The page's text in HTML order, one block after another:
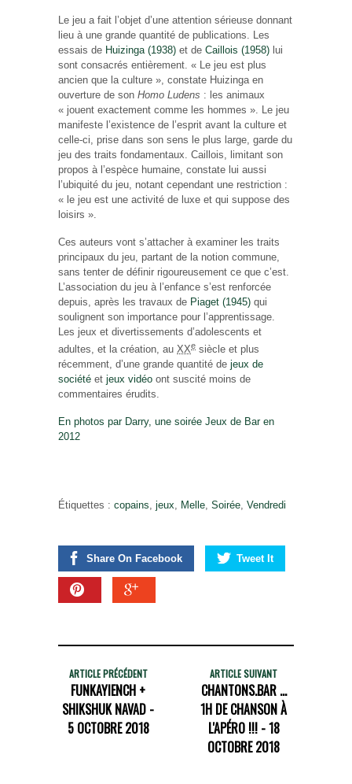
Le jeu a fait l’objet d’une attention sérieuse donnant
lieu à une grande quantité de publications. Les
essais de Huizinga (1938) et de Caillois (1958) lui
sont consacrés entièrement. « Le jeu est plus
ancien que la culture », constate Huizinga en
ouverture de son Homo Ludens : les animaux
« jouent exactement comme les hommes ». Le jeu
manifeste l’existence de l’esprit avant la culture et
celle-ci, prise dans son sens le plus large, garde du
jeu des traits fondamentaux. Caillois, limitant son
propos à l’espèce humaine, constate lui aussi
l’ubiquité du jeu, notant cependant une restriction :
« le jeu est une activité de luxe et qui suppose des
loisirs ».
Ces auteurs vont s’attacher à examiner les traits
principaux du jeu, partant de la notion commune,
sans tenter de définir rigoureusement ce que c’est.
L’association du jeu à l’enfance s’est renforcée
depuis, après les travaux de Piaget (1945) qui
soulignent son importance pour l’apprentissage.
Les jeux et divertissements d’adolescents et
adultes, et la création, au XXe siècle et plus
récemment, d’une grande quantité de jeux de
société et jeux vidéo ont suscité moins de
commentaires érudits.
En photos par Darry, une soirée Jeux de Bar en
2012
Étiquettes : copains jeux Melle Soirée Vendredi
Share On Facebook Tweet It
ARTICLE PRÉCÉDENT
FUNKAYIENCH +
SHIKSHUK NAVAD -
5 OCTOBRE 2018
ARTICLE SUIVANT
CHANTONS.BAR ...
1H DE CHANSON À
L'APÉRO !!! - 18
OCTOBRE 2018